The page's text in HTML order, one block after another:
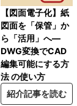
【図面電子化】紙
図面を「保管」か
ら「活用」へ―
DWG変換でCAD
編集可能にする方
法 の使い方
紹介記事を読む